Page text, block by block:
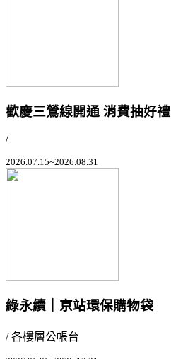
歡慶三鶯線開通 消費抽好禮
/
2026.07.15~2026.08.31
綠永續｜京站環保購物袋
/ 各樓層公帳台